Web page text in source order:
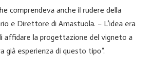
comprendeva anche il rudere della
e Direttore di Amastuola. – L’idea era
affidare la progettazione del vigneto a
già esperienza di questo tipo”.